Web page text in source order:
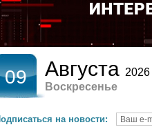
на новости:
09 Августа 2026
Воскресенье